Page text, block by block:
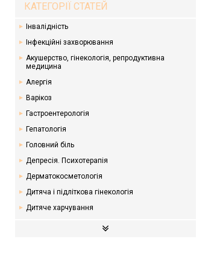
КАТЕГОРІЇ СТАТЕЙ
Інвалідність
Інфекційні захворювання
Акушерство, гінекологія, репродуктивна
медицина
Алергія
Варікоз
Гастроентерологія
Гепатологія
Головний біль
Депресія. Психотерапія
Дерматокосметологія
Дитяча і підліткова гінекологія
Дитяче харчування
Ендокринологія. Цукровий діабет